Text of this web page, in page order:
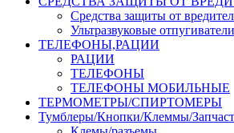
Средства защиты от
Ультразвуковые
ТЕЛЕФОНЫ,РАЦИИ
РАЦИИ
ТЕЛЕФОНЫ
ТЕЛЕФОНЫ МОБИЛЬНЫЕ
ТЕРМОМЕТРЫ/СПИРТОМЕРЫ
Тумблеры/Кнопки/Клеммы/